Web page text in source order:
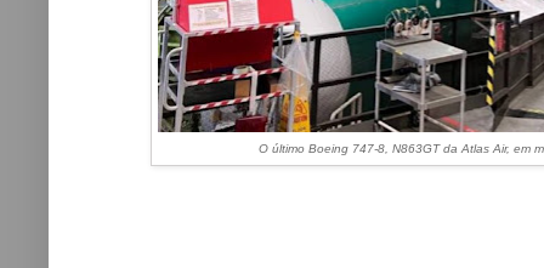
O último Boeing 747-8, N863GT da Atlas Air, em